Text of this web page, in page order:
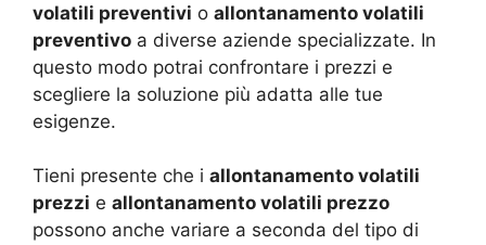
volatili preventivi o allontanamento volatili
preventivo a diverse aziende specializzate. In
questo modo potrai confrontare i prezzi e
scegliere la soluzione più adatta alle tue
esigenze.
Tieni presente che i allontanamento volatili
prezzi e allontanamento volatili prezzo
possono anche variare a seconda del tipo di